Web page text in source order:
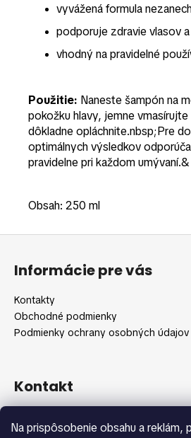
Na prispôsobenie obsahu a reklám,
vyvážená formula
podporuje zdravie vlasov
vhodný na pravidelné
Použitie: Naneste šampón na
pokožku hlavy, jemne
dôkladne opláchnite.nbsp;Pre
optimálnych výsledkov
pravidelne pri každom umývaní.&
Obsah: 250 ml
Z
Informácie pre vás
Kontakty
Obchodné podmienky
Podmienky ochrany osobných údajov
Kontakt
+420 775 371 692